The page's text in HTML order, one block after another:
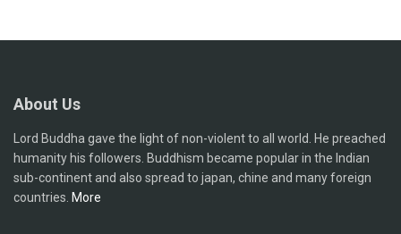
About Us
Lord Buddha gave the light of non-violent to all world. He preached
humanity his followers. Buddhism became popular in the Indian
sub-continent and also spread to japan, chine and many foreign
countries. More